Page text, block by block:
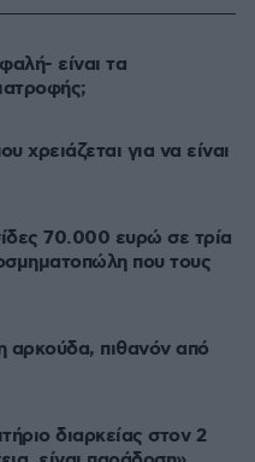
είναι τα
χρειάζεται για να είναι
70.000 ευρώ σε τρία
που τους
πιθανόν από
διαρκείας στον 2